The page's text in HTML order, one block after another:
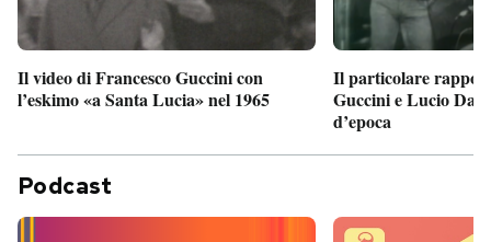
Il video di Francesco Guccini con
l’eskimo «a Santa Lucia» nel 1965
Il particolare
Guccini e Lucio
d’epoca
Podcast